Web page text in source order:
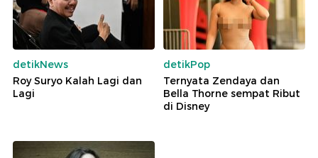
detikNews
Roy Suryo Kalah Lagi dan
Lagi
detikPop
Ternyata Zendaya dan
Bella Thorne sempat Ribut
di Disney